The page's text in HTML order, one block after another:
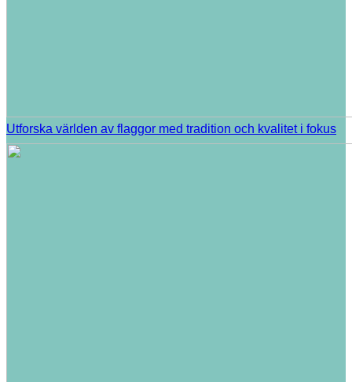
Utforska världen av flaggor med tradition och kvalitet i fokus